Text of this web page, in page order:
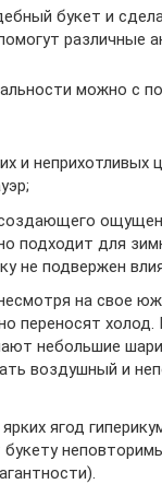
букет и
различные
можно с
и неприхотливых
подходит для
не подвержен
на свое
переносят
небольшие
воздушный и
ягод
букету